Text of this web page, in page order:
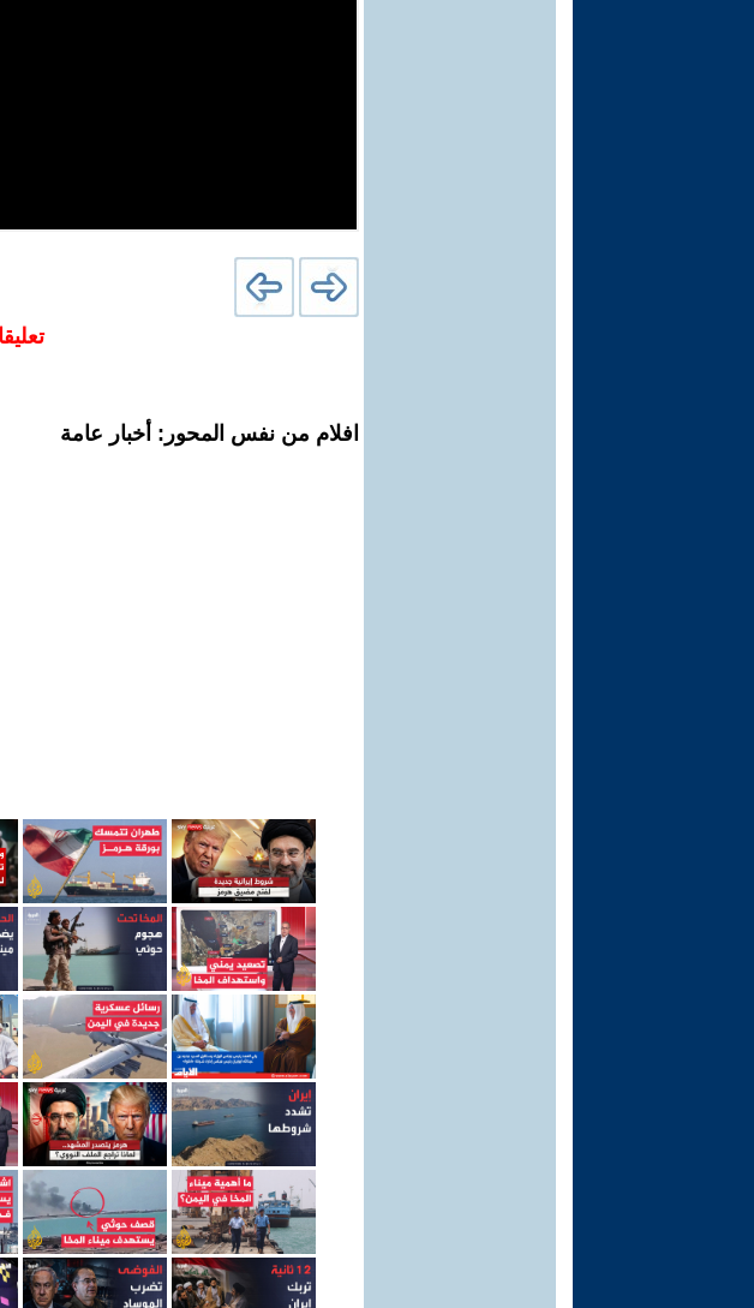
افلام من نفس المحور: أخبار عامة